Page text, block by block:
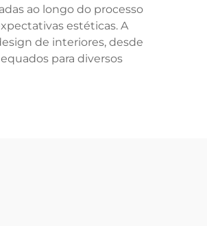
ao longo do processo
estéticas. A
de interiores, desde
para diversos